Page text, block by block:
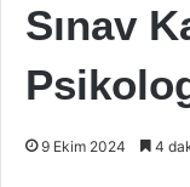
Sınav
9 Ekim 2024 4